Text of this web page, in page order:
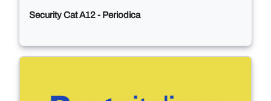
Security Cat A12 - Periodica